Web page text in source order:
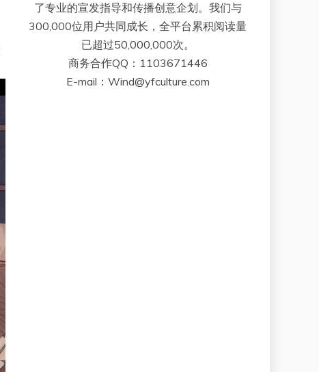
了专业的宣发指导和传播创意企划。我们与
300,000位用户共同成长，全平台累积阅读量
已超过50,000,000次。
商务合作QQ：1103671446
E-mail：Wind@yfculture.com